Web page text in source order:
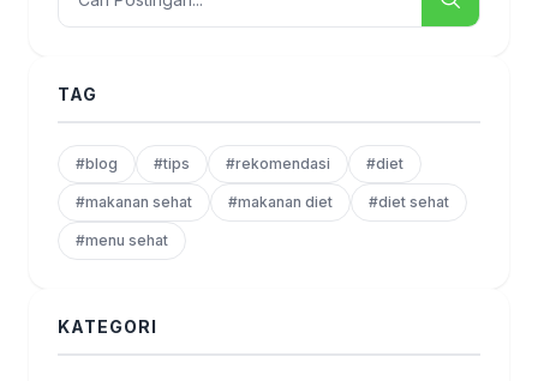
TAG
#blog #tips #rekomendasi #diet
#makanan sehat #makanan diet #diet sehat
#menu sehat
KATEGORI